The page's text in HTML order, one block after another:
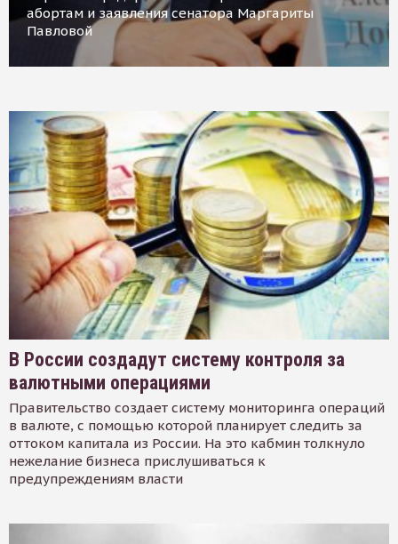
абортам и заявления сенатора Маргариты
Павловой
В России создадут систему контроля за
валютными операциями
Правительство создает систему мониторинга операций
в валюте, с помощью которой планирует следить за
оттоком капитала из России. На это кабмин толкнуло
нежелание бизнеса прислушиваться к
предупреждениям власти